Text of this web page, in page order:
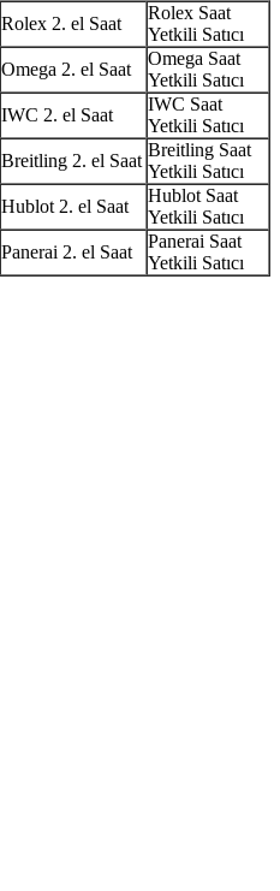
Rolex 2. el Saat
Rolex Saat
Yetkili Satıcı
Omega 2. el Saat
Omega Saat
Yetkili Satıcı
IWC 2. el Saat
IWC Saat
Yetkili Satıcı
Breitling 2. el Saat
Breitling Saat
Yetkili Satıcı
Hublot 2. el Saat
Hublot Saat
Yetkili Satıcı
Panerai 2. el Saat
Panerai Saat
Yetkili Satıcı